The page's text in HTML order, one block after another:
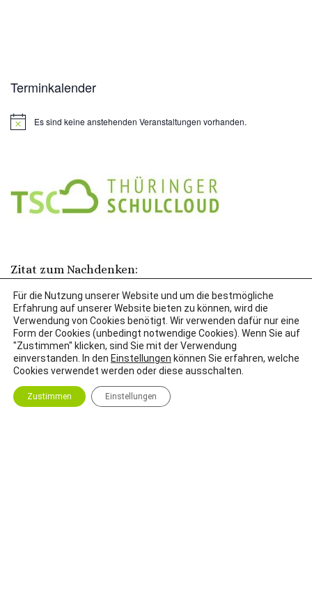
Terminkalender
HinweisEs sind keine anstehenden Veranstaltungen vorhanden.
Zitat zum Nachdenken:
"Es ist gefährlich, zu lange zu schweigen. Die Zunge verwelkt,
wenn man sie nicht gebraucht." - Astrid Lindgren
Impressum
Für die Nutzung unserer Website und um die bestmögliche
Erfahrung auf unserer Website bieten zu können, wird die
Verwendung von Cookies benötigt. Wir verwenden dafür nur eine
Form der Cookies (unbedingt notwendige Cookies). Wenn Sie auf
"Zustimmen" klicken, sind Sie mit der Verwendung
einverstanden. In den Einstellungen können Sie erfahren, welche
Cookies verwendet werden oder diese ausschalten.
Zustimmen Einstellungen